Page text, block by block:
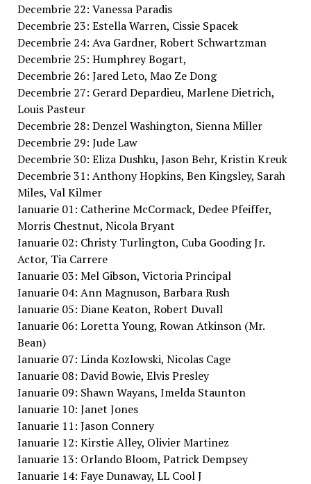
Decembrie 22: Vanessa Paradis
Decembrie 23: Estella Warren, Cissie Spacek
Decembrie 24: Ava Gardner, Robert Schwartzman
Decembrie 25: Humphrey Bogart,
Decembrie 26: Jared Leto, Mao Ze Dong
Decembrie 27: Gerard Depardieu, Marlene Dietrich,
Louis Pasteur
Decembrie 28: Denzel Washington, Sienna Miller
Decembrie 29: Jude Law
Decembrie 30: Eliza Dushku, Jason Behr, Kristin Kreuk
Decembrie 31: Anthony Hopkins, Ben Kingsley, Sarah
Miles, Val Kilmer
Ianuarie 01: Catherine McCormack, Dedee Pfeiffer,
Morris Chestnut, Nicola Bryant
Ianuarie 02: Christy Turlington, Cuba Gooding Jr.
Actor, Tia Carrere
Ianuarie 03: Mel Gibson, Victoria Principal
Ianuarie 04: Ann Magnuson, Barbara Rush
Ianuarie 05: Diane Keaton, Robert Duvall
Ianuarie 06: Loretta Young, Rowan Atkinson (Mr.
Bean)
Ianuarie 07: Linda Kozlowski, Nicolas Cage
Ianuarie 08: David Bowie, Elvis Presley
Ianuarie 09: Shawn Wayans, Imelda Staunton
Ianuarie 10: Janet Jones
Ianuarie 11: Jason Connery
Ianuarie 12: Kirstie Alley, Olivier Martinez
Ianuarie 13: Orlando Bloom, Patrick Dempsey
Ianuarie 14: Faye Dunaway, LL Cool J